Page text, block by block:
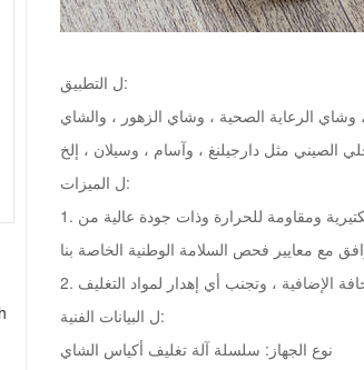
ل التطبيق:
وشاي الرعاية الصحية ، وشاي الزهور ، والشاي
ل الميزات:
1. مادة التغليف لحقيبة التغليف المثلثة هي النايلون ، قماش غير منسوج مستورد من اليابان ، وهو مادة غير سامة وغير بكتيرية ومقاومة للحرارة وذات جودة عالية من
ل البيانات الفنية:
نوع الجهاز: سلسلة آلة تغليف أكياس الشاي